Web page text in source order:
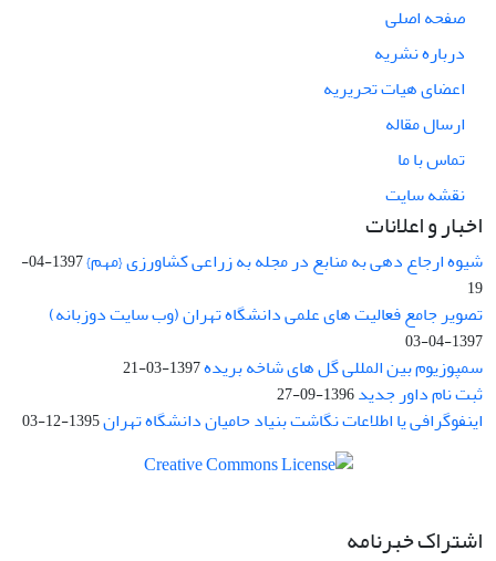
صفحه اصلی
درباره نشریه
اعضای هیات تحریریه
ارسال مقاله
تماس با ما
نقشه سایت
اخبار و اعلانات
شیوه ارجاع دهی به منابع در مجله به زراعی کشاورزی {مهم}
1397-04-
19
تصویر جامع فعالیت های علمی دانشگاه تهران (وب سایت دوزبانه)
1397-04-03
سمپوزیوم بین المللی گل های شاخه بریده1397-03-21
ثبت نام داور جدید1396-09-27
اینفوگرافی یا اطلاعات نگاشت بنیاد حامیان دانشگاه تهران1395-12-03
اشتراک خبرنامه